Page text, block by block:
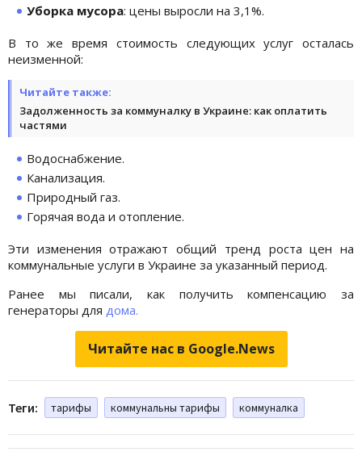
Уборка мусора: цены выросли на 3,1%.
В то же время стоимость следующих услуг осталась
неизменной:
Читайте также:
Задолженность за коммуналку в Украине: как оплатить
частями
Водоснабжение.
Канализация.
Природный газ.
Горячая вода и отопление.
Эти изменения отражают общий тренд роста цен на
коммунальные услуги в Украине за указанный период.
Ранее мы писали, как получить компенсацию за
генераторы для дома.
Читайте нас в Google.News
Теги: тарифы коммунальны тарифы коммуналка